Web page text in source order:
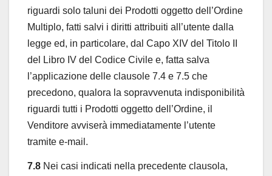
riguardi solo taluni dei Prodotti oggetto dell’Ordine
Multiplo, fatti salvi i diritti attribuiti all’utente dalla
legge ed, in particolare, dal Capo XIV del Titolo II
del Libro IV del Codice Civile e, fatta salva
l’applicazione delle clausole 7.4 e 7.5 che
precedono, qualora la sopravvenuta indisponibilità
riguardi tutti i Prodotti oggetto dell’Ordine, il
Venditore avviserà immediatamente l’utente
tramite e-mail.
7.8 Nei casi indicati nella precedente clausola,